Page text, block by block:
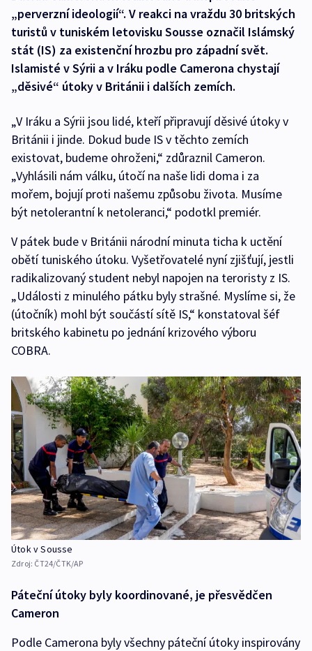
„perverzní ideologií“. V reakci na vraždu 30 britských
turistů v tuniském letovisku Sousse označil Islámský
stát (IS) za existenční hrozbu pro západní svět.
Islamisté v Sýrii a v Iráku podle Camerona chystají
„děsivé“ útoky v Británii i dalších zemích.
„V Iráku a Sýrii jsou lidé, kteří připravují děsivé útoky v
Británii i jinde. Dokud bude IS v těchto zemích
existovat, budeme ohroženi,“ zdůraznil Cameron.
„Vyhlásili nám válku, útočí na naše lidi doma i za
mořem, bojují proti našemu způsobu života. Musíme
být netolerantní k netoleranci,“ podotkl premiér.
V pátek bude v Británii národní minuta ticha k uctění
obětí tuniského útoku. Vyšetřovatelé nyní zjišťují, jestli
radikalizovaný student nebyl napojen na teroristy z IS.
„Události z minulého pátku byly strašné. Myslíme si, že
(útočník) mohl být součástí sítě IS,“ konstatoval šéf
britského kabinetu po jednání krizového výboru
COBRA.
Útok v Sousse
Zdroj: ČT24/ČTK/AP
Páteční útoky byly koordinované, je přesvědčen
Cameron
Podle Camerona byly všechny páteční útoky inspirovány